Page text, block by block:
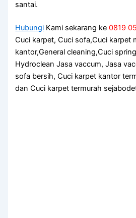
santai.
Hubungi Kami sekarang ke0819
Cuci karpet, Cuci sofa,Cuci karpet
kantor,General cleaning,Cuci
Hydroclean Jasa vaccum, Jasa
sofa bersih, Cuci karpet kantor
dan Cuci karpet termurah